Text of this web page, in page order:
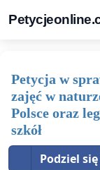
Petycja w
zajęć w
Polsce oraz
szkół
Podziel